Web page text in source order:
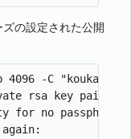
の設定された公開
4096 -C "koukai-
rsa key pair.
for no